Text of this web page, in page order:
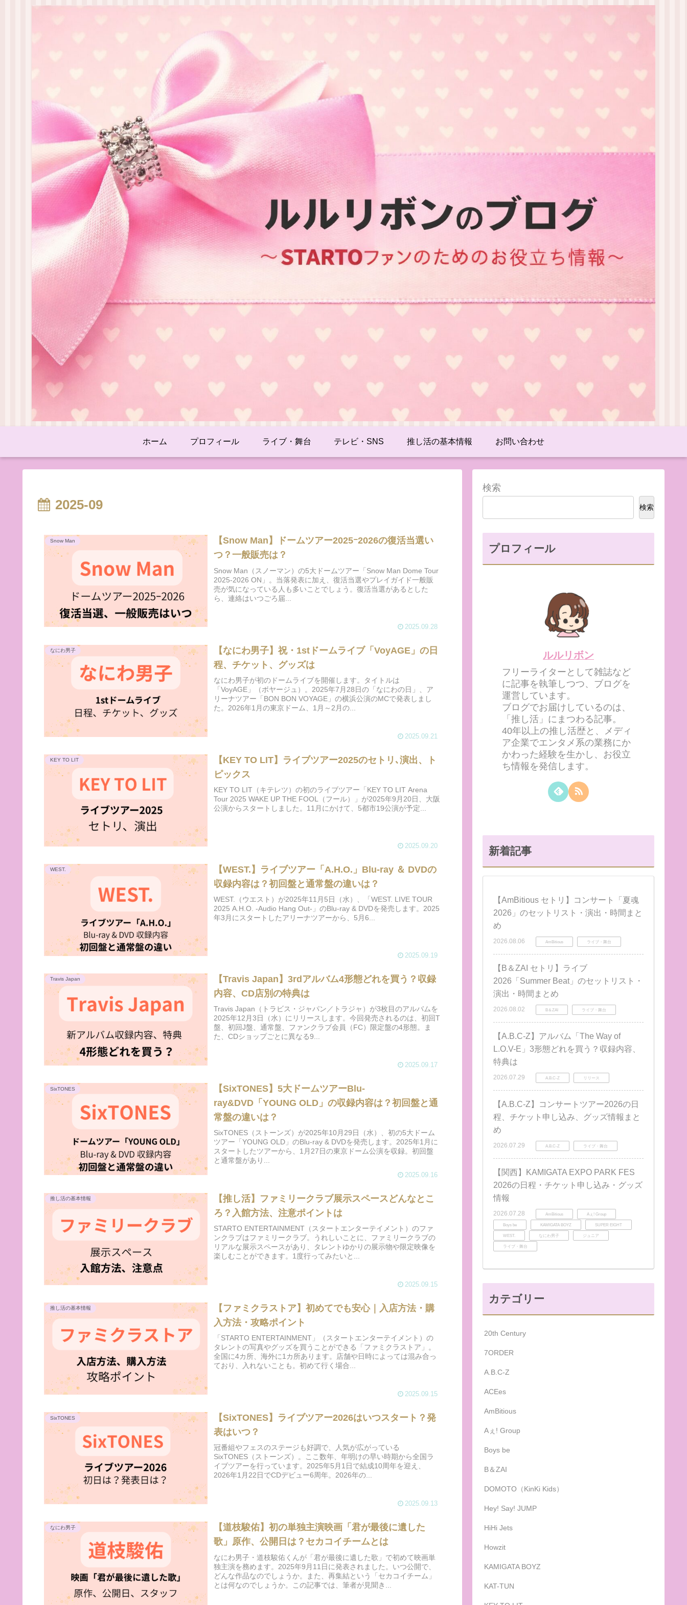
ホーム プロフィール ライブ・舞台 テレビ・SNS 推し活の基本情報 お問い合わせ
2025-09
Snow Man
【Snow Man】ドームツアー2025ｰ2026の復活当選い
つ？一般販売は？
Snow Man（スノーマン）の5大ドームツアー「Snow Man Dome Tour
2025-2026 ON」。当落発表に加え、復活当選やプレイガイド一般販
売が気になっている人も多いことでしょう。復活当選があるとした
ら、連絡はいつごろ届...
2025.09.28
なにわ男子
【なにわ男子】祝・1stドームライブ「VoyAGE」の日
程、チケット、グッズは
なにわ男子が初のドームライブを開催します。タイトルは
「VoyAGE」（ボヤージュ）。2025年7月28日の「なにわの日」、ア
リーナツアー「BON BON VOYAGE」の横浜公演のMCで発表しまし
た。2026年1月の東京ドーム、1月～2月の...
2025.09.21
KEY TO LIT
【KEY TO LIT】ライブツアー2025のセトリ､演出、ト
ピックス
KEY TO LIT（キテレツ）の初のライブツアー「KEY TO LIT Arena
Tour 2025 WAKE UP THE FOOL（フール）」が2025年9月20日、大阪
公演からスタートしました。11月にかけて、5都市19公演が予定...
2025.09.20
WEST.
【WEST.】ライブツアー「A.H.O.」Blu-ray ＆ DVDの
収録内容は？初回盤と通常盤の違いは？
WEST.（ウエスト）が2025年11月5日（水）、「WEST. LIVE TOUR
2025 A.H.O. -Audio Hang Out-」のBlu-ray & DVDを発売します。2025
年3月にスタートしたアリーナツアーから、5月6...
2025.09.19
Travis Japan
【Travis Japan】3rdアルバム4形態どれを買う？収録
内容、CD店別の特典は
Travis Japan（トラビス・ジャパン／トラジャ）が3枚目のアルバムを
2025年12月3日（水）にリリースします。今回発売されるのは、初回T
盤、初回J盤、通常盤、ファンクラブ会員（FC）限定盤の4形態。ま
た、CDショップごとに異なる9...
2025.09.17
SixTONES
【SixTONES】5大ドームツアーBlu-
ray&DVD「YOUNG OLD」の収録内容は？初回盤と通
常盤の違いは？
SixTONES（ストーンズ）が2025年10月29日（水）、初の5大ドーム
ツアー「YOUNG OLD」のBlu-ray & DVDを発売します。2025年1月に
スタートしたツアーから、1月27日の東京ドーム公演を収録。初回盤
と通常盤があり...
2025.09.16
推し活の基本情報
【推し活】ファミリークラブ展示スペースどんなとこ
ろ？入館方法、注意ポイントは
STARTO ENTERTAINMENT（スタートエンターテイメント）のファ
ンクラブはファミリークラブ。うれしいことに、ファミリークラブの
リアルな展示スペースがあり、タレントゆかりの展示物や限定映像を
楽しむことができます。1度行ってみたいと...
2025.09.15
推し活の基本情報
【ファミクラストア】初めてでも安心｜入店方法・購
入方法・攻略ポイント
「STARTO ENTERTAINMENT」（スタートエンターテイメント）の
タレントの写真やグッズを買うことができる「ファミクラストア」。
全国に4カ所、海外に1カ所あります。店舗や日時によっては混み合っ
ており、入れないことも。初めて行く場合...
2025.09.15
SixTONES
【SixTONES】ライブツアー2026はいつスタート？発
表はいつ？
冠番組やフェスのステージも好調で、人気が広がっている
SixTONES（ストーンズ）。ここ数年、年明けの早い時期から全国ラ
イブツアーを行っています。2025年5月1日で結成10周年を迎え、
2026年1月22日でCDデビュー6周年。2026年の...
2025.09.13
なにわ男子
【道枝駿佑】初の単独主演映画「君が最後に遺した
歌」原作、公開日は？セカコイチームとは
なにわ男子・道枝駿佑くんが「君が最後に遺した歌」で初めて映画単
独主演を務めます。2025年9月11日に発表されました。いつ公開で、
どんな作品なのでしょうか。また、再集結という「セカコイチーム」
とは何なのでしょうか。この記事では、筆者が見聞き...
検索
検索
プロフィール
ルルリボン
フリーライターとして雑誌など
に記事を執筆しつつ、ブログを
運営しています。
ブログでお届けしているのは、
「推し活」にまつわる記事。
40年以上の推し活歴と、メディ
ア企業でエンタメ系の業務にか
かわった経験を生かし、お役立
ち情報を発信します。
新着記事
【AmBitious セトリ】コンサート「夏魂
2026」のセットリスト・演出・時間まと
め
2026.08.06 AmBitious ライブ・舞台
【B＆ZAI セトリ】ライブ
2026「Summer Beat」のセットリスト・
演出・時間まとめ
2026.08.02 B＆ZAI ライブ・舞台
【A.B.C-Z】アルバム「The Way of
L.O.V-E」3形態どれを買う？収録内容、
特典は
2026.07.29 A.B.C-Z リリース
【A.B.C-Z】コンサートツアー2026の日
程、チケット申し込み、グッズ情報まと
め
2026.07.29 A.B.C-Z ライブ・舞台
【関西】KAMIGATA EXPO PARK FES
2026の日程・チケット申し込み・グッズ
情報
2026.07.28 AmBitious Aぇ! Group
Boys be KAMIGATA BOYZ SUPER EIGHT
WEST. なにわ男子 ジュニア
ライブ・舞台
カテゴリー
20th Century
7ORDER
A.B.C-Z
ACEes
AmBitious
Aぇ! Group
Boys be
B＆ZAI
DOMOTO（KinKi Kids）
Hey! Say! JUMP
HiHi Jets
Howzit
KAMIGATA BOYZ
KAT-TUN